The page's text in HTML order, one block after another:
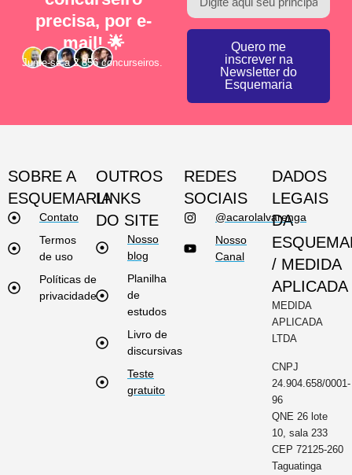
precisa, por e-
mail! 🌟
Junte-se a 2.856 concurseiros.
Quero me
inscrever na
Newsletter do
Esquemaria
SOBRE A
ESQUEMARIA
Contato
Termos
de uso
Políticas de
privacidade
OUTROS
LINKS
DO SITE
Nosso
blog
Planilha
de
estudos
Livro de
discursivas
Teste
gratuito
REDES
SOCIAIS
@acarolalvarenga
Nosso
Canal
DADOS
LEGAIS
DA
/ MEDIDA
APLICADA
MEDIDA
APLICADA
LTDA
CNPJ
24.904.658/0001-
96
QNE 26 lote
10, sala 233
CEP 72125-260
Taguatinga